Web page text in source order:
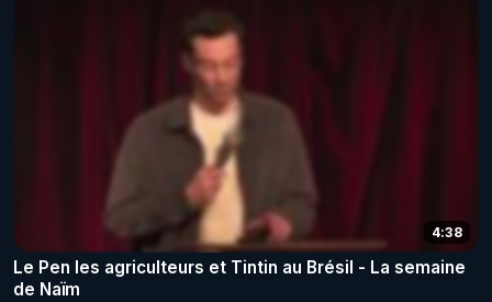
4:38
Le Pen les agriculteurs et Tintin au Brésil - La semaine
de Naïm